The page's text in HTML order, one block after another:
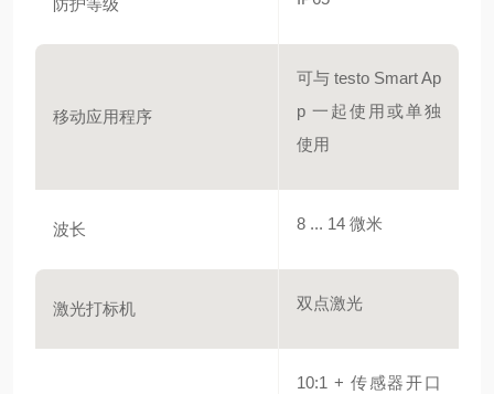
防护等级
移动应用程序
可与 testo Smart Ap
p 一起使用或单独
使用
波长 8 ... 14 微米
激光打标机 双点激光
10:1 + 传感器开口